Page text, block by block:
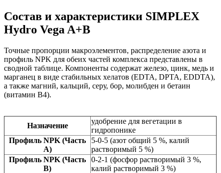
Состав и характеристики SIMPLEX
Hydro Vega A+B
Точные пропорции макроэлементов, распределение азота и
профиль NPK для обеих частей комплекса представлены в
сводной таблице. Компоненты содержат железо, цинк, медь и
марганец в виде стабильных хелатов (EDTA, DPTA, EDDTA),
а также магний, кальций, серу, бор, молибден и бетаин
(витамин В4).
Назначение
удобрение для вегетации в
гидропонике
Профиль NPK (Часть
A)
5-0-5 (азот общий 5 %, калий
растворимый 5 %)
Профиль NPK (Часть
B)
0-2-1 (фосфор растворимый 3 %,
калий растворимый 3 %)